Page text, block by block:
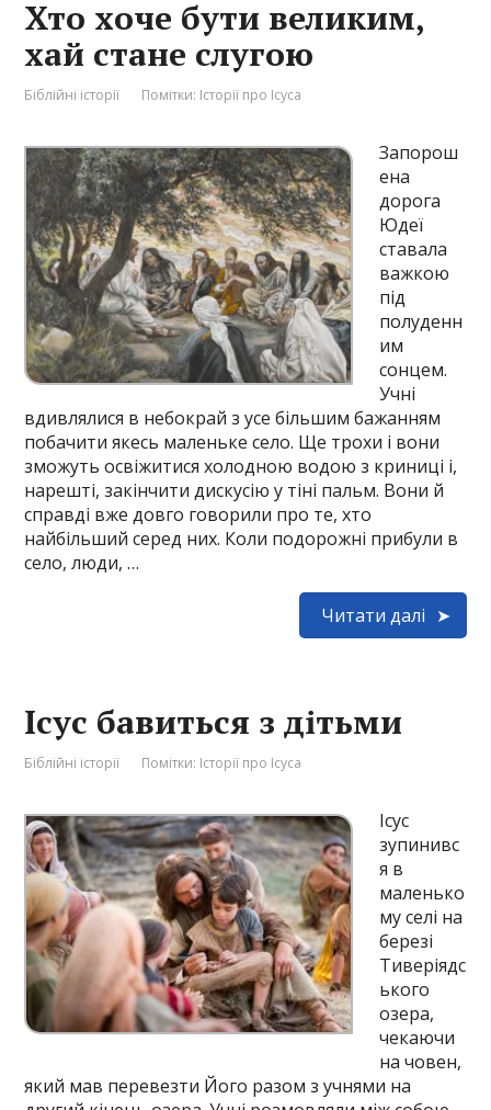
Хто хоче бути великим,
хай стане слугою
Біблійні історії Помітки: Історії про Ісуса
Запорош
ена
дорога
Юдеї
ставала
важкою
під
полуденн
им
сонцем.
Учні
вдивлялися в небокрай з усе більшим бажанням
побачити якесь маленьке село. Ще трохи і вони
зможуть освіжитися холодною водою з криниці і,
нарешті, закінчити дискусію у тіні пальм. Вони й
справді вже довго говорили про те, хто
найбільший серед них. Коли подорожні прибули в
село, люди, …
Читати далі
Ісус бавиться з дітьми
Біблійні історії Помітки: Історії про Ісуса
Ісус
зупинивс
я в
маленько
му селі на
березі
Тиверіядс
ького
озера,
чекаючи
на човен,
який мав перевезти Його разом з учнями на